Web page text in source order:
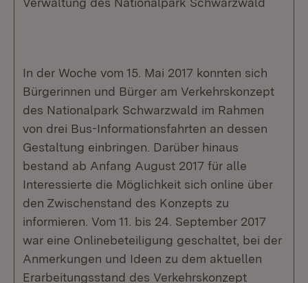
In der Woche vom 15. Mai 2017 konnten sich
Bürgerinnen und Bürger am Verkehrskonzept
des Nationalpark Schwarzwald im Rahmen
von drei Bus-Informationsfahrten an dessen
Gestaltung einbringen. Darüber hinaus
bestand ab Anfang August 2017 für alle
Interessierte die Möglichkeit sich online über
den Zwischenstand des Konzepts zu
informieren. Vom 11. bis 24. September 2017
war eine Onlinebeteiligung geschaltet, bei der
Anmerkungen und Ideen zu dem aktuellen
Erarbeitungsstand des Verkehrskonzept